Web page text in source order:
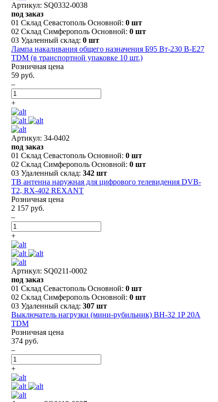
Артикул: SQ0332-0038
под заказ
01 Склад Севастополь Основной: 0 шт
02 Склад Симферополь Основной: 0 шт
03 Удаленный склад: 0 шт
Лампа накаливания общего назначения Б95 Вт-230 В-Е27
TDM (в транспортной упаковке 10 шт.)
Розничная цена
59 руб.
–
+
Артикул: 34-0402
под заказ
01 Склад Севастополь Основной: 0 шт
02 Склад Симферополь Основной: 0 шт
03 Удаленный склад: 342 шт
ТB антенна наружная для цифрового телевидения DVB-
T2, RX-402 REXANT
Розничная цена
2 157 руб.
–
+
Артикул: SQ0211-0002
под заказ
01 Склад Севастополь Основной: 0 шт
02 Склад Симферополь Основной: 0 шт
03 Удаленный склад: 307 шт
Выключатель нагрузки (мини-рубильник) ВН-32 1P 20A
TDM
Розничная цена
374 руб.
–
+